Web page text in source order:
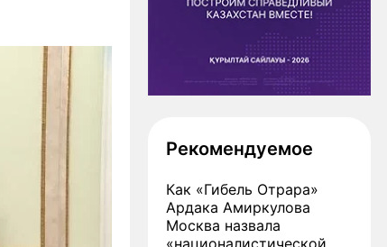
Рекомендуемое
Как «Гибель Отрара»
Ардака Амиркулова
Москва назвала
«националистической